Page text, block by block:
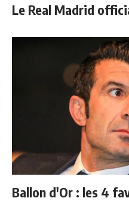
Le Real Madrid
Ballon d'Or : les 4